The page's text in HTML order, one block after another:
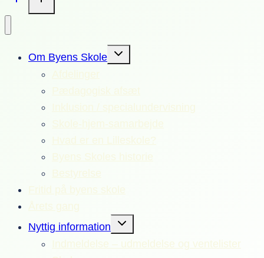
Om Byens Skole
Skift
Inklusion / specialundervisning
Skole-hjem-samarbejde
Hvad er en Lilleskole?
Byens Skoles historie
Bestyrelse
Fritid på byens skole
Årets gang
Nyttig information
Skift
Indmeldelse – udmeldelse og ventelister